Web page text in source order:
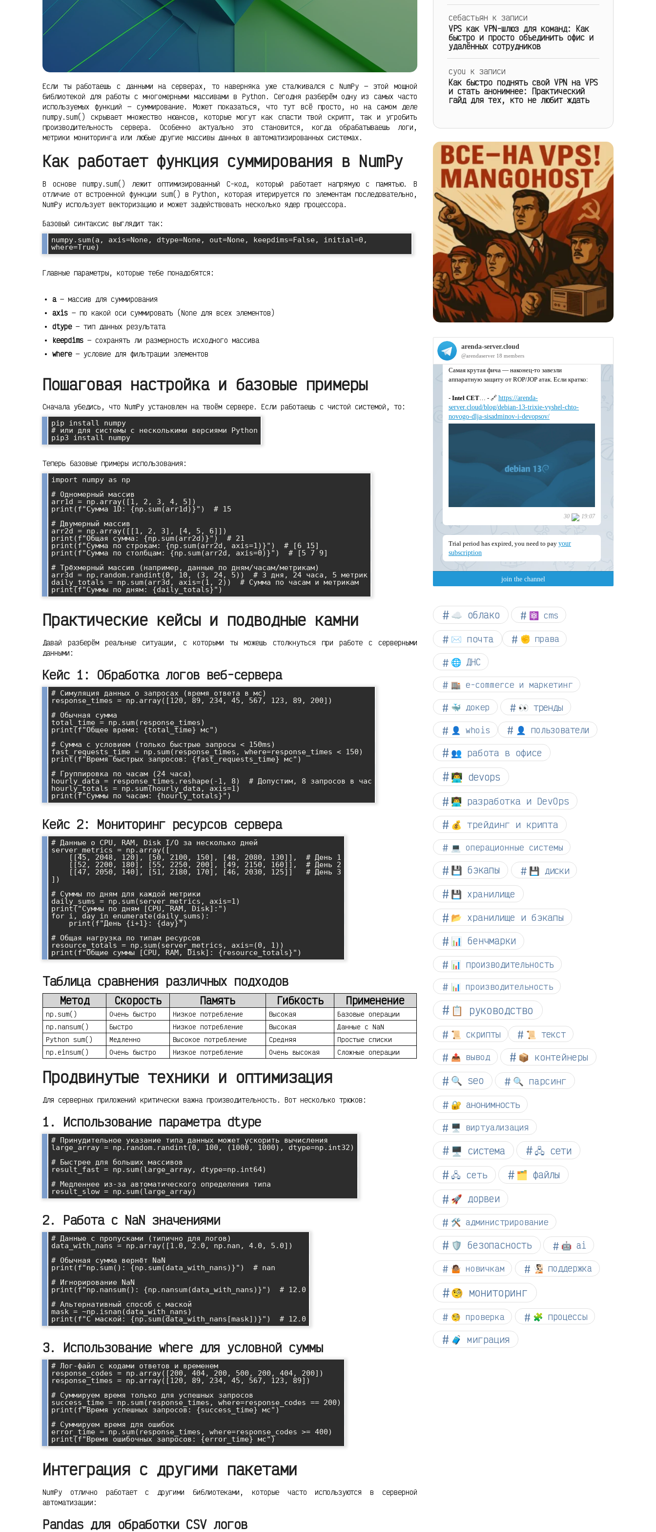
Если ты работаешь с данными на серверах, то наверняка уже сталкивался с NumPy — этой мощной
библиотекой для работы с многомерными массивами в Python. Сегодня разберём одну из самых часто
используемых функций — суммирование. Может показаться, что тут всё просто, но на самом деле
numpy.sum() скрывает множество нюансов, которые могут как спасти твой скрипт, так и угробить
производительность сервера. Особенно актуально это становится, когда обрабатываешь логи,
метрики мониторинга или любые другие массивы данных в автоматизированных системах.
Как работает функция суммирования в NumPy
В основе numpy.sum() лежит оптимизированный C-код, который работает напрямую с памятью. В
отличие от встроенной функции sum() в Python, которая итерируется по элементам последовательно,
NumPy использует векторизацию и может задействовать несколько ядер процессора.
Базовый синтаксис выглядит так:
numpy.sum(a, axis=None, dtype=None, out=None, keepdims=False, initial=0,
Главные параметры, которые тебе понадобятся:
a— массив для суммирования
axis — по какой оси суммировать (None для всех элементов)
dtype— тип данных результата
keepdims — сохранять ли размерность исходного массива
where— условие для фильтрации элементов
Пошаговая настройка и базовые примеры
Сначала убедись, что NumPy установлен на твоём сервере. Если работаешь с чистой системой, то:
pip install numpy
# или для системы с несколькими версиями Python
Теперь базовые примеры использования:
import numpy as np
# Одномерный массив
arr1d = np.array([1, 2, 3, 4, 5])
print(f"Сумма 1D: {np.sum(arr1d)}")  # 15
# Двумерный массив
arr2d = np.array([[1, 2, 3], [4, 5, 6]])
print(f"Общая сумма: {np.sum(arr2d)}")  # 21
print(f"Сумма по строкам: {np.sum(arr2d, axis=1)}")  # [6 15]
print(f"Сумма по столбцам: {np.sum(arr2d, axis=0)}")  # [5 7 9]
# Трёхмерный массив (например, данные по дням/часам/метрикам)
arr3d = np.random.randint(0, 10, (3, 24, 5))  # 3 дня, 24 часа, 5 метрик
daily_totals = np.sum(arr3d, axis=(1, 2))  # Сумма по часам и метрикам
Практические кейсы и подводные камни
Давай разберём реальные ситуации, с которыми ты можешь столкнуться при работе с серверными
данными:
Кейс 1: Обработка логов веб-сервера
# Симуляция данных о запросах (время ответа в мс)
response_times = np.array([120, 89, 234, 45, 567, 123, 89, 200])
# Обычная сумма
total_time = np.sum(response_times)
print(f"Общее время: {total_time} мс")
# Сумма с условием (только быстрые запросы < 150ms)
fast_requests_time = np.sum(response_times, where=response_times < 150)
print(f"Время быстрых запросов: {fast_requests_time} мс")
# Группировка по часам (24 часа)
hourly_data = response_times.reshape(-1, 8)  # Допустим, 8 запросов в час
hourly_totals = np.sum(hourly_data, axis=1)
Кейс 2: Мониторинг ресурсов сервера
# Данные о CPU, RAM, Disk I/O за несколько дней
server_metrics = np.array([
])
# Суммы по дням для каждой метрики
daily_sums = np.sum(server_metrics, axis=1)
print("Суммы по дням [CPU, RAM, Disk]:")
for i, day in enumerate(daily_sums):
# Общая нагрузка по типам ресурсов
resource_totals = np.sum(server_metrics, axis=(0, 1))
Таблица сравнения различных подходов
Метод Скорость Память Гибкость Применение
np.sum() Очень быстро Низкое потребление Высокая
Базовые операции
np.nansum()
Быстро Низкое потребление Высокая
Данные с NaN
Python sum()
Медленно Высокое потребление Средняя
Простые списки
np.einsum()
Очень быстро Низкое потребление Очень высокая Сложные операции
Продвинутые техники и оптимизация
Для серверных приложений критически важна производительность. Вот несколько трюков:
1. Использование параметра dtype
# Принудительное указание типа данных может ускорить вычисления
large_array = np.random.randint(0, 100, (1000, 1000), dtype=np.int32)
# Быстрее для больших массивов
result_fast = np.sum(large_array, dtype=np.int64)
# Медленнее из-за автоматического определения типа
2. Работа с NaN значениями
# Данные с пропусками (типично для логов)
data_with_nans = np.array([1.0, 2.0, np.nan, 4.0, 5.0])
# Обычная сумма вернёт NaN
print(f"np.sum(): {np.sum(data_with_nans)}")  # nan
# Игнорирование NaN
print(f"np.nansum(): {np.nansum(data_with_nans)}")  # 12.0
# Альтернативный способ с маской
mask = ~np.isnan(data_with_nans)
3. Использование where для условной суммы
# Лог-файл с кодами ответов и временем
response_codes = np.array([200, 404, 200, 500, 200, 404, 200])
response_times = np.array([120, 89, 234, 45, 567, 123, 89])
# Суммируем время только для успешных запросов
success_time = np.sum(response_times, where=response_codes == 200)
print(f"Время успешных запросов: {success_time} мс")
# Суммируем время для ошибок
error_time = np.sum(response_times, where=response_codes >= 400)
Интеграция с другими пакетами
NumPy отлично работает с другими библиотеками, которые часто используются в серверной
автоматизации:
Pandas для обработки CSV логов
себастьян к записи
VPS как VPN-шлюз для команд: Как
быстро и просто объединить офис и
удалённых сотрудников
cyou к записи
Как быстро поднять свой VPN на VPS
и стать анонимнее: Практический
гайд для тех, кто не любит ждать
☁︎ облако ⚛ cms
✉️ почта ✊ права
🌐 ДНС
🏬 e-commerce и маркетинг
🐳 докер 👀 тренды
👤 whois 👤 пользователи
👥 работа в офисе
👨‍💻 devops
👨‍💻 разработка и DevOps
💰 трейдинг и крипта
💻 операционные системы
💾 бэкапы 💾 диски
💾 хранилище
📂 хранилище и бэкапы
📊 бенчмарки
📊 производительность
📊 производительность
📋 руководство
📜 скрипты 📜 текст
📤 вывод 📦 контейнеры
🔍 seo 🔍 парсинг
🔐 анонимность
🖥️ виртуализация
🖥️ система 🖧 сети
🖧 сеть 🗂️ файлы
🚀 дорвеи
🛠️ администрирование
🛡️ безопасность 🤖 ai
🤷🏽 новичкам 🧏🏻 поддержка
🧐 мониторинг
🧐 проверка 🧩 процессы
🧳 миграция